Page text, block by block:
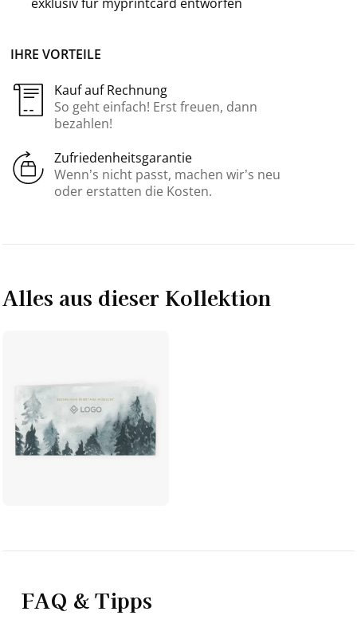
IHRE VORTEILE
Kauf auf Rechnung
So geht einfach! Erst freuen, dann
bezahlen!
Zufriedenheitsgarantie
Wenn’s nicht passt, machen wir’s neu
oder erstatten die Kosten.
Alles aus dieser Kollektion
FAQ & Tipps